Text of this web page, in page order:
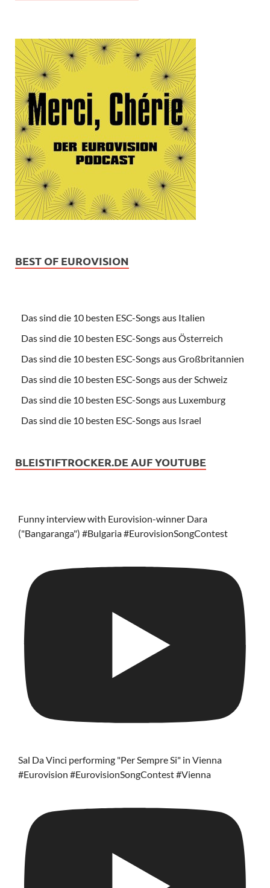
BEST OF EUROVISION
Das sind die 10 besten ESC-Songs aus Italien
Das sind die 10 besten ESC-Songs aus Österreich
Das sind die 10 besten ESC-Songs aus Großbritannien
Das sind die 10 besten ESC-Songs aus der Schweiz
Das sind die 10 besten ESC-Songs aus Luxemburg
Das sind die 10 besten ESC-Songs aus Israel
BLEISTIFTROCKER.DE AUF YOUTUBE
Funny interview with Eurovision-winner Dara
("Bangaranga") #Bulgaria #EurovisionSongContest
Sal Da Vinci performing "Per Sempre Si" in Vienna
#Eurovision #EurovisionSongContest #Vienna